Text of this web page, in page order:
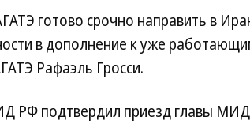
готово срочно направить в
в дополнение к уже
Рафаэль Гросси.
РФ подтвердил приезд главы МИД